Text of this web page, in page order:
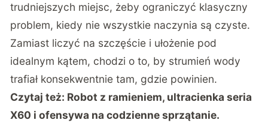
trudniejszych miejsc, żeby ograniczyć klasyczny
problem, kiedy nie wszystkie naczynia są czyste.
Zamiast liczyć na szczęście i ułożenie pod
idealnym kątem, chodzi o to, by strumień wody
trafiał konsekwentnie tam, gdzie powinien.
Czytaj też: Robot z ramieniem, ultracienka seria
X60 i ofensywa na codzienne sprzątanie.